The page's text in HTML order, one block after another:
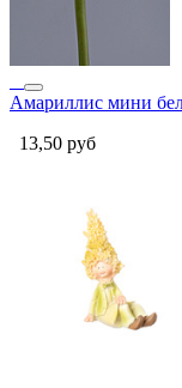
Амариллис мини
13,50 руб